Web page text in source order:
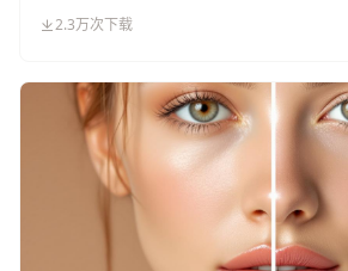
2.3万次下载